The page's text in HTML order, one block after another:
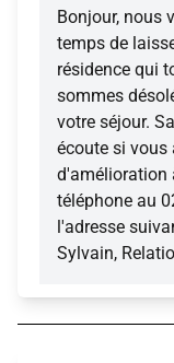
Bonjour, nous
temps de
résidence qui
sommes
votre séjour.
écoute si vous
d'amélioration
téléphone au
l'adresse
Sylvain,